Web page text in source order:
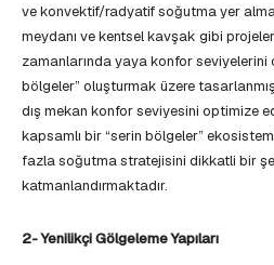
ve konvektif/radyatif soğutma yer
meydanı ve kentsel kavşak gibi
zamanlarında yaya konfor seviyelerini
bölgeler” oluşturmak üzere
dış mekan konfor seviyesini optimize
kapsamlı bir “serin bölgeler”
fazla soğutma stratejisini dikkatli bir
katmanlandırmaktadır.
2- Yenilikçi Gölgeleme Yapıları